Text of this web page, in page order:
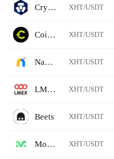
Crypto.com XHT/USDT
Coinflare XHT/USDT
Namebase XHT/USDT
LMEX XHT/USDT
Beets XHT/USDT
Morgan XHT/USDT